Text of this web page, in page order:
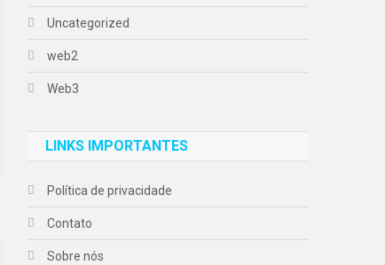
Uncategorized
web2
Web3
LINKS IMPORTANTES
Política de privacidade
Contato
Sobre nós